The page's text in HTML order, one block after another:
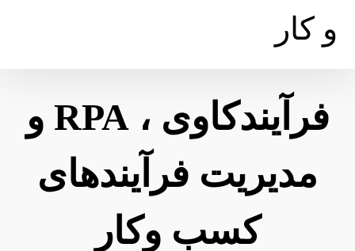
فرآیند‌کاوی ، RPA و
مدیریت فرآیند‌های
کسب وکار